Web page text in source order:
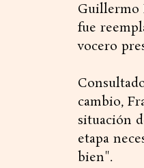
Guillermo
fue
vocero
cambio,
situación
etapa
bien".